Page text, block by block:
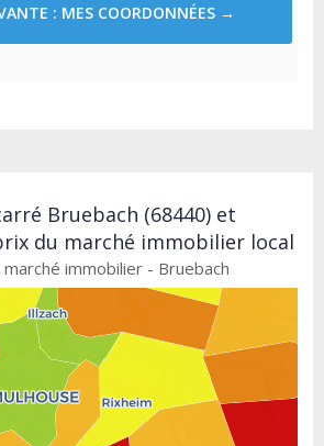
: MES COORDONNÉES →
Bruebach (68440) et
du marché immobilier local
immobilier - Bruebach